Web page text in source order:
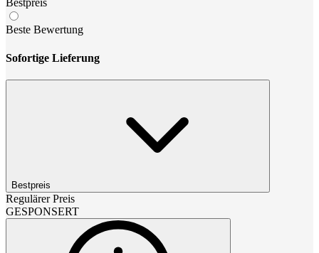
Bestpreis
Beste Bewertung
Sofortige Lieferung
Bestpreis
Regulärer Preis
GESPONSERT